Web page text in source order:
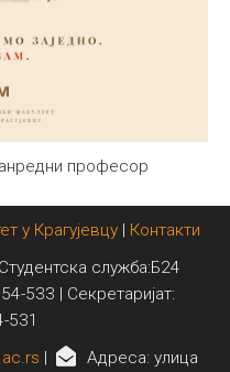
професор
у Крагујевцу| Контакти
служба:Б24
533 | Секретаријат:
531
|
Адреса: улица